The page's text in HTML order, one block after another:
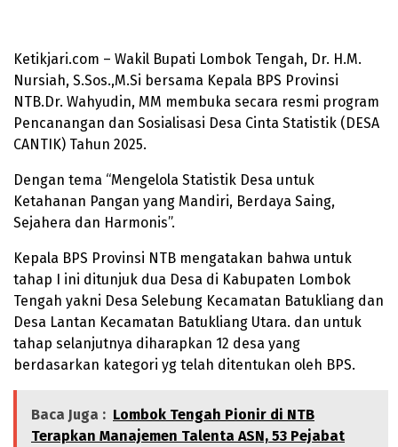
Ketikjari.com – Wakil Bupati Lombok Tengah, Dr. H.M.
Nursiah, S.Sos.,M.Si bersama Kepala BPS Provinsi
NTB.Dr. Wahyudin, MM membuka secara resmi program
Pencanangan dan Sosialisasi Desa Cinta Statistik (DESA
CANTIK) Tahun 2025.
Dengan tema “Mengelola Statistik Desa untuk
Ketahanan Pangan yang Mandiri, Berdaya Saing,
Sejahera dan Harmonis”.
Kepala BPS Provinsi NTB mengatakan bahwa untuk
tahap I ini ditunjuk dua Desa di Kabupaten Lombok
Tengah yakni Desa Selebung Kecamatan Batukliang dan
Desa Lantan Kecamatan Batukliang Utara. dan untuk
tahap selanjutnya diharapkan 12 desa yang
berdasarkan kategori yg telah ditentukan oleh BPS.
Baca Juga : Lombok Tengah Pionir di NTB
Terapkan Manajemen Talenta ASN, 53 Pejabat